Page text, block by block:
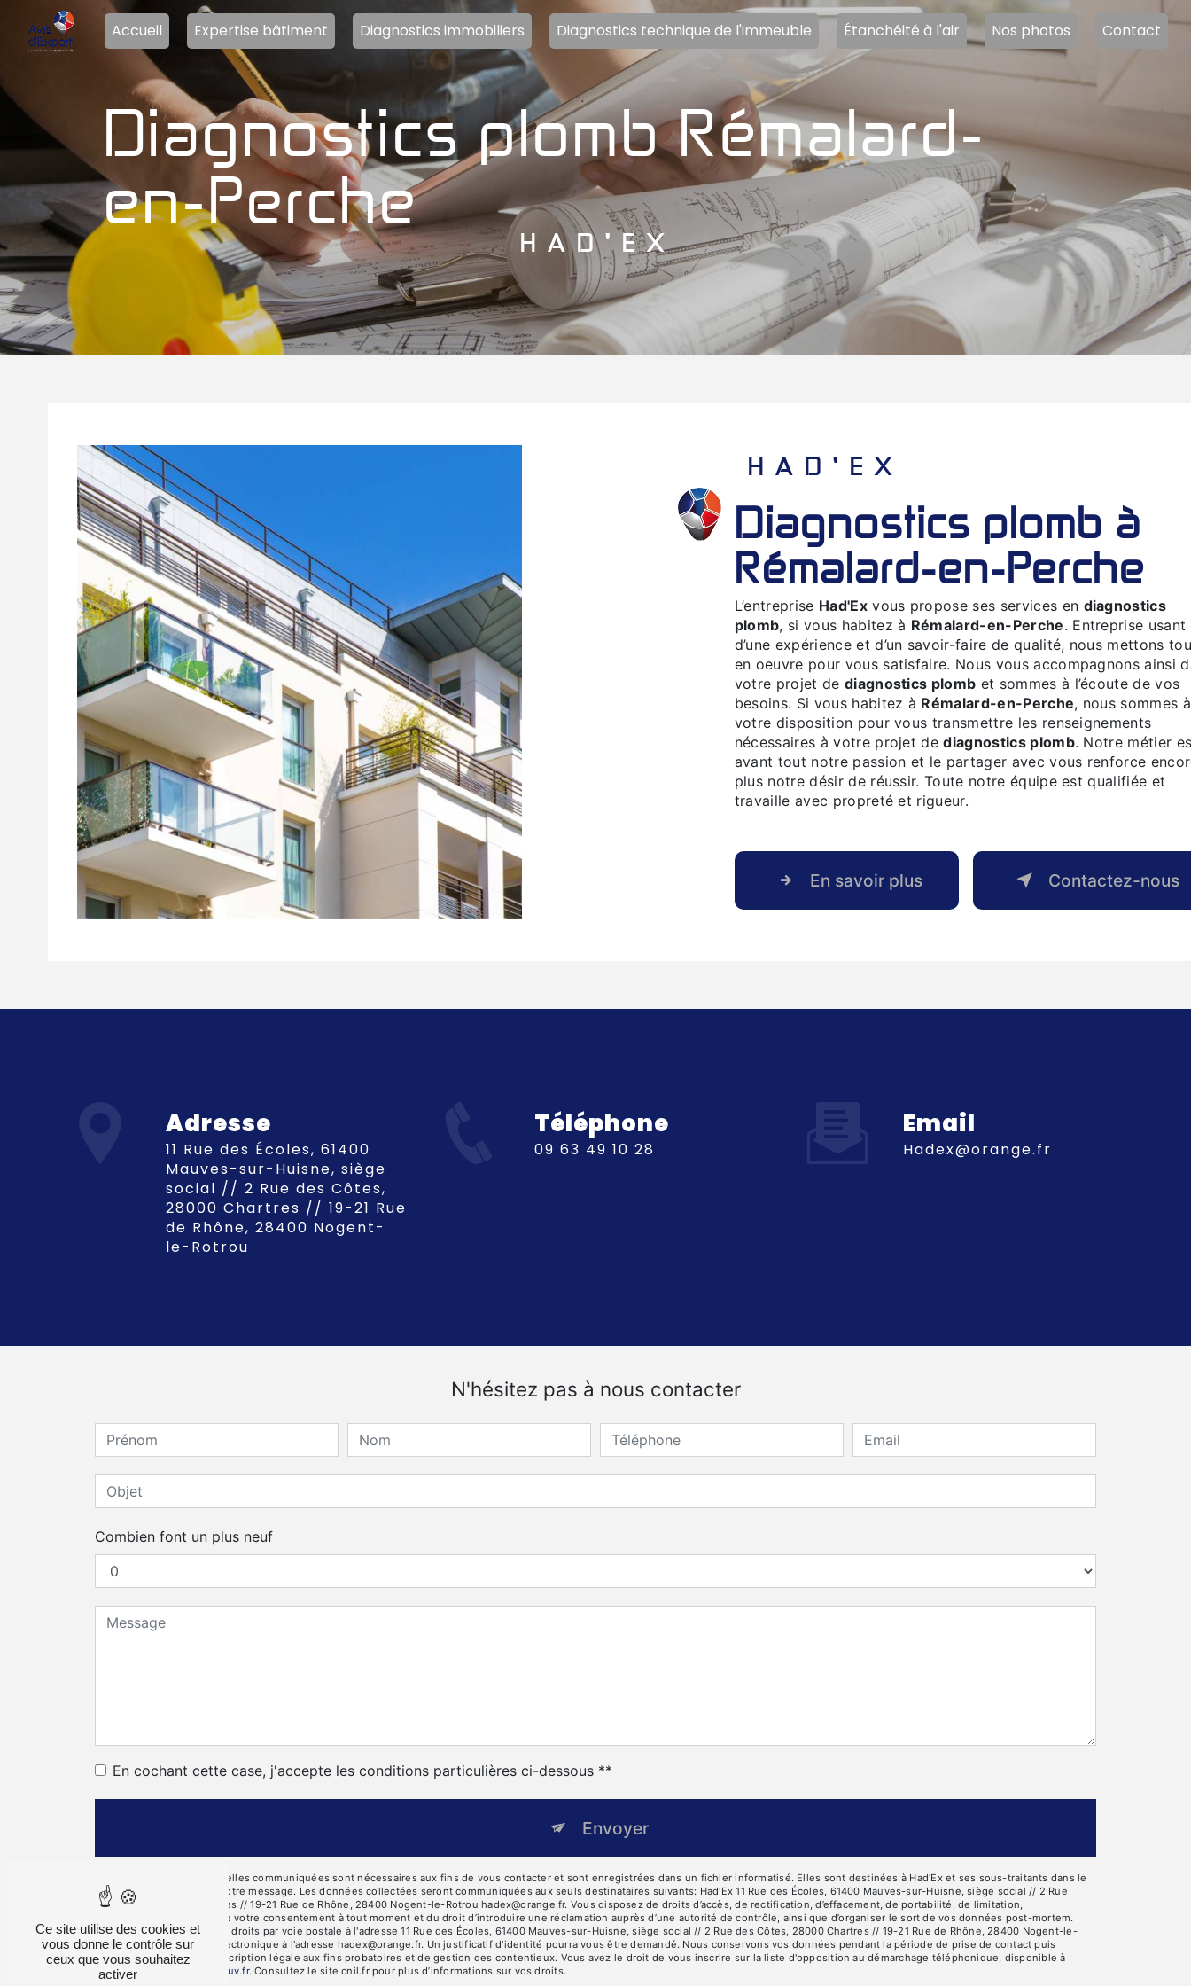
Accueil Expertise bâtiment Diagnostics immobiliers Diagnostics technique de l'immeuble Étanchéité à l'air Nos photos Contact
diagnostics plomb Rémalard-
en-Perche
HAD'EX
HAD'EX
diagnostics plomb à
Rémalard-en-Perche
L’entreprise Had'Exvous propose ses services en diagnostics
plomb, si vous habitez à Rémalard-en-Perche. Entreprise usant
d’une expérience et d’un savoir-faire de qualité, nous mettons
en oeuvre pour vous satisfaire. Nous vous accompagnons ainsi
votre projet de diagnostics plomb et sommes à l’écoute de vos
besoins. Si vous habitez à Rémalard-en-Perche, nous sommes à
votre disposition pour vous transmettre les renseignements
nécessaires à votre projet dediagnostics plomb. Notre métier
avant tout notre passion et le partager avec vous renforce
plus notre désir de réussir. Toute notre équipe est qualifiée et
travaille avec propreté et rigueur.
En savoir plus Contactez-nous
Adresse
11 Rue des Écoles, 61400
Mauves-sur-Huisne, siège
social // 2 Rue des Côtes,
28000 Chartres // 19-21 Rue
de Rhône, 28400 Nogent-
le-Rotrou
Téléphone
09 63 49 10 28
Email
hadex@orange.fr
N'hésitez pas à nous contacter
Combien font un plus neuf
En cochant cette case, j'accepte les conditions particulières ci-dessous **
Envoyer
** Les données personnelles communiquées sont nécessaires aux fins de vous contacter et sont enregistrées dans un fichier informatisé. Elles sont destinées à Had'Ex et ses sous-traitants dans le
seul but de répondre à votre message. Les données collectées seront communiquées aux seuls destinataires suivants: Had'Ex 11 Rue des Écoles, 61400 Mauves-sur-Huisne, siège social // 2 Rue
des Côtes, 28000 Chartres // 19-21 Rue de Rhône, 28400 Nogent-le-Rotrou hadex@orange.fr. Vous disposez de droits d’accès, de rectification, d’effacement, de portabilité, de limitation,
d’opposition, de retrait de votre consentement à tout moment et du droit d’introduire une réclamation auprès d’une autorité de contrôle, ainsi que d’organiser le sort de vos données post-mortem.
Vous pouvez exercer ces droits par voie postale à l'adresse 11 Rue des Écoles, 61400 Mauves-sur-Huisne, siège social // 2 Rue des Côtes, 28000 Chartres // 19-21 Rue de Rhône, 28400 Nogent-le-
Rotrou ou par courrier électronique à l'adresse hadex@orange.fr. Un justificatif d'identité pourra vous être demandé. Nous conservons vos données pendant la période de prise de contact puis
pendant la durée de prescription légale aux fins probatoires et de gestion des contentieux. Vous avez le droit de vous inscrire sur la liste d'opposition au démarchage téléphonique, disponible à
cette adresse:
Bloctel.gouv.fr. Consultez le site cnil.fr pour plus d’informations sur vos droits.
Panneau de gestion des cookies
Ce site utilise des cookies et
vous donne le contrôle sur
ceux que vous souhaitez
activer